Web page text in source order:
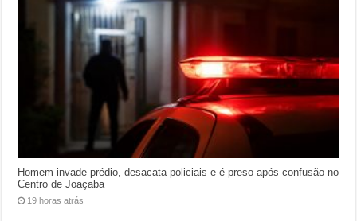
Homem invade prédio, desacata policiais e é preso após confusão no
Centro de Joaçaba
19 horas atrás